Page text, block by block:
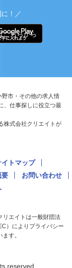
！／
こちらから
野市・その他の求人情
、仕事探しに役立つ最
株式会社クリエイトが
イトマップ
要
お問い合わせ
リエイトは一般財団法
）によりプライバシー
す。
reserved.